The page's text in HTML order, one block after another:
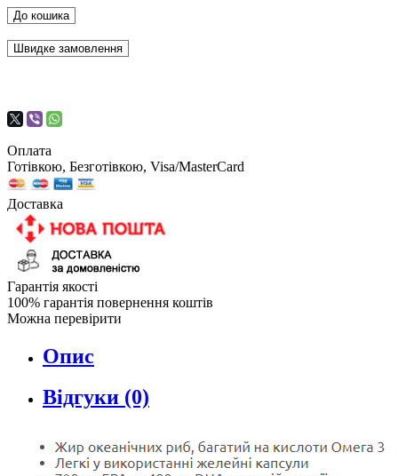
До кошика
Швидке замовлення
Оплата
Готівкою, Безготівкою, Visa/MasterCard
Доставка
Гарантія якості
100% гарантія повернення коштів
Можна перевірити
Опис
Відгуки (0)